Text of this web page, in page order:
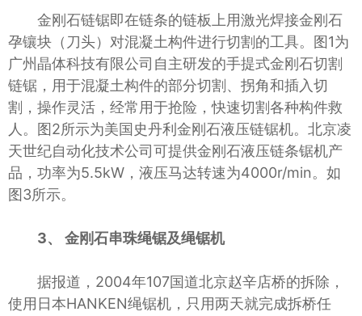
金刚石链锯即在链条的链板上用激光焊接金刚石
孕镶块（刀头）对混凝土构件进行切割的工具。图1为
广州晶体科技有限公司自主研发的手提式金刚石切割
链锯，用于混凝土构件的部分切割、拐角和插入切
割，操作灵活，经常用于抢险，快速切割各种构件救
人。图2所示为美国史丹利金刚石液压链锯机。北京凌
天世纪自动化技术公司可提供金刚石液压链条锯机产
品，功率为5.5kW，液压马达转速为4000r/min。如
图3所示。
3、 金刚石串珠绳锯及绳锯机
据报道，2004年107国道北京赵辛店桥的拆除，
使用日本HANKEN绳锯机，只用两天就完成拆桥任